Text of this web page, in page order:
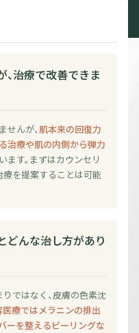
治療で改善できま
んが、 肌本来の回復力
治療や肌の内側から弾力
ます。まずはカウンセリ
療を提案することは可能
どんな治し方があり
ではなく、皮膚の色素沈
医療ではメラニンの排出
ーを整えるピーリングな